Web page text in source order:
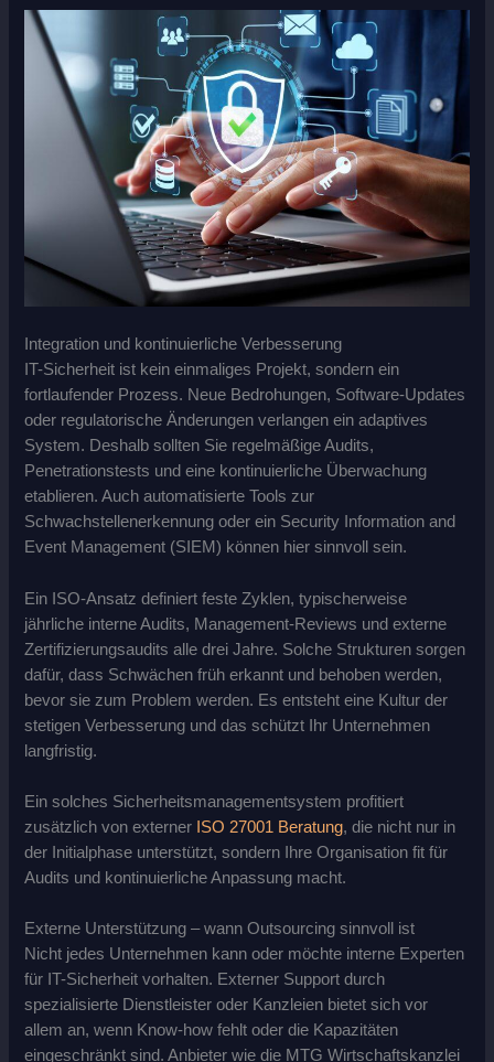
Integration und kontinuierliche Verbesserung
IT-Sicherheit ist kein einmaliges Projekt, sondern ein
fortlaufender Prozess. Neue Bedrohungen, Software-Updates
oder regulatorische Änderungen verlangen ein adaptives
System. Deshalb sollten Sie regelmäßige Audits,
Penetrationstests und eine kontinuierliche Überwachung
etablieren. Auch automatisierte Tools zur
Schwachstellenerkennung oder ein Security Information and
Event Management (SIEM) können hier sinnvoll sein.
Ein ISO-Ansatz definiert feste Zyklen, typischerweise
jährliche interne Audits, Management-Reviews und externe
Zertifizierungsaudits alle drei Jahre. Solche Strukturen sorgen
dafür, dass Schwächen früh erkannt und behoben werden,
bevor sie zum Problem werden. Es entsteht eine Kultur der
stetigen Verbesserung und das schützt Ihr Unternehmen
langfristig.
Ein solches Sicherheitsmanagementsystem profitiert
zusätzlich von externer ISO 27001 Beratung, die nicht nur in
der Initialphase unterstützt, sondern Ihre Organisation fit für
Audits und kontinuierliche Anpassung macht.
Externe Unterstützung – wann Outsourcing sinnvoll ist
Nicht jedes Unternehmen kann oder möchte interne Experten
für IT-Sicherheit vorhalten. Externer Support durch
spezialisierte Dienstleister oder Kanzleien bietet sich vor
allem an, wenn Know-how fehlt oder die Kapazitäten
eingeschränkt sind. Anbieter wie die MTG Wirtschaftskanzlei